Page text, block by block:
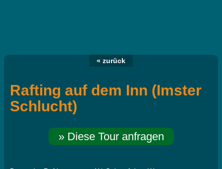
« zurück
Rafting auf dem Inn (Imster
Schlucht)
» Diese Tour anfragen